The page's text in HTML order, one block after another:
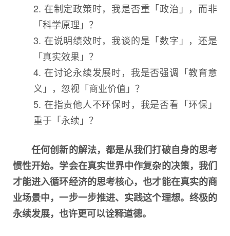
2. 在制定政策时，我是否重「政治」，而非
「科学原理」？
3. 在说明绩效时，我谈的是「数字」，还是
「真实效果」？
4. 在讨论永续发展时，我是否强调「教育意
义」，忽视「商业价值」？
5. 在指责他人不环保时，我是否看「环保」
重于「永续」？
任何创新的解法，都是从我们打破自身的思考
惯性开始。学会在真实世界中作复杂的决策，我们
才能进入循环经济的思考核心，也才能在真实的商
业场景中，一步一步推进、实践这个理想。终极的
永续发展，也许更可以诠释道德。